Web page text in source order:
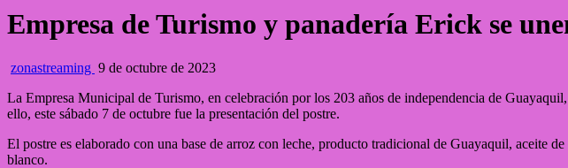
Empresa de Turismo y panadería Erick se
zonastreaming 9 de octubre de 2023
La Empresa Municipal de Turismo, en celebración por los 203 años de independencia de
ello, este sábado 7 de octubre fue la presentación del postre.
El postre es elaborado con una base de arroz con leche, producto tradicional de Guayaquil, aceite
blanco.